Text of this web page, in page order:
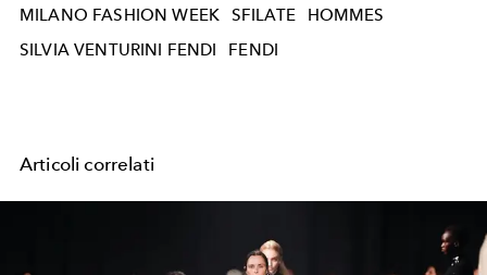
MILANO FASHION WEEK SFILATE
HOMMES
SILVIA VENTURINI FENDI
FENDI
Articoli correlati